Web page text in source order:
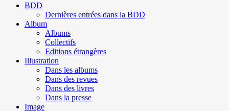
BDD
Dernières entrées dans la BDD
Album
Albums
Collectifs
Editions étrangères
Illustration
Dans les albums
Dans des revues
Dans des livres
Dans la presse
Image